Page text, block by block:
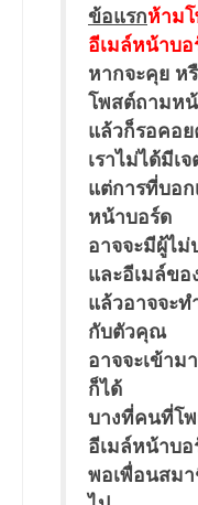
ข้อแรกห้าม
อีเมล์หน้าบอ
หากจะคุย ห
โพสต์ถามห
แล้วก็รอคอ
เราไม่ได้มีเ
แต่การที่บอ
หน้าบอร์ด
อาจจะมีผู้ไม่
และอีเมล์ข
แล้วอาจจะท
กับตัวคุณ
อาจจะเข้า
ก็ได้
บางที่คนที่โ
อีเมล์หน้าบ
พอเพื่อนสม